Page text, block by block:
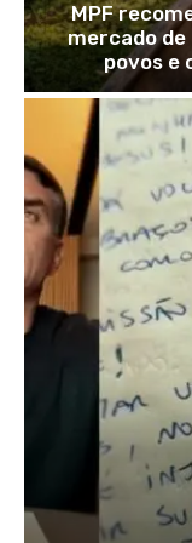
MPF
mercado de
povos e